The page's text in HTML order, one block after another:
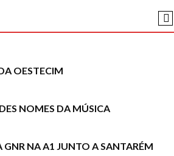
OESTECIM
NOMES DA MÚSICA
NA A1 JUNTO A SANTARÉM